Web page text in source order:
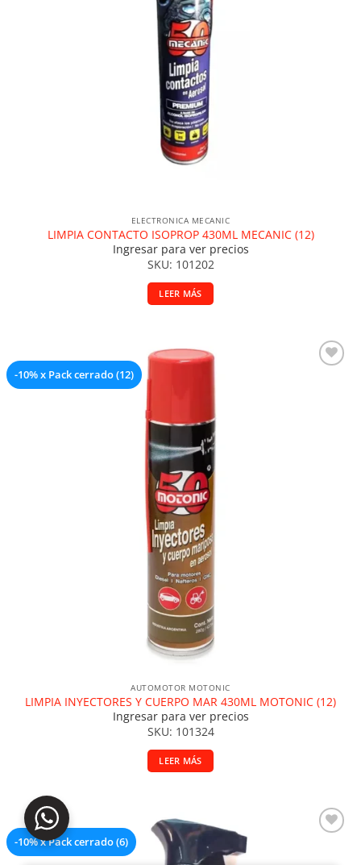
ELECTRONICA MECANIC
LIMPIA CONTACTO ISOPROP 430ML MECANIC (12)
Ingresar para ver precios
SKU: 101202
LEER MÁS
-10% x Pack cerrado (12)
AUTOMOTOR MOTONIC
LIMPIA INYECTORES Y CUERPO MAR 430ML MOTONIC (12)
Ingresar para ver precios
SKU: 101324
LEER MÁS
-10% x Pack cerrado (6) Añadir a la lista de deseos